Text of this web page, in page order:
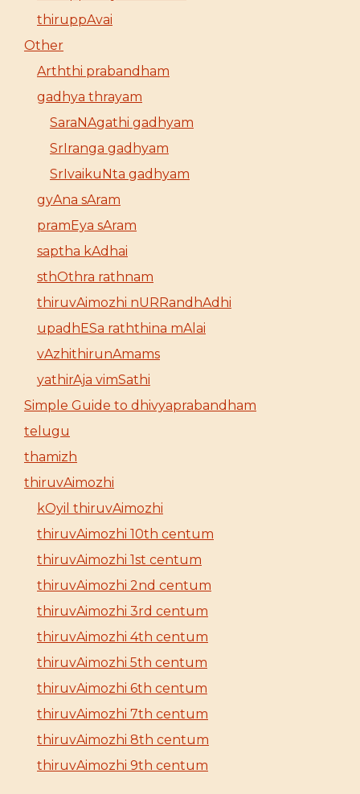
thiruppAvai
Other
Arththi prabandham
gadhya thrayam
SaraNAgathi gadhyam
SrIranga gadhyam
SrIvaikuNta gadhyam
gyAna sAram
pramEya sAram
saptha kAdhai
sthOthra rathnam
thiruvAimozhi nURRandhAdhi
upadhESa raththina mAlai
vAzhithirunAmams
yathirAja vimSathi
Simple Guide to dhivyaprabandham
telugu
thamizh
thiruvAimozhi
kOyil thiruvAimozhi
thiruvAimozhi 10th centum
thiruvAimozhi 1st centum
thiruvAimozhi 2nd centum
thiruvAimozhi 3rd centum
thiruvAimozhi 4th centum
thiruvAimozhi 5th centum
thiruvAimozhi 6th centum
thiruvAimozhi 7th centum
thiruvAimozhi 8th centum
thiruvAimozhi 9th centum